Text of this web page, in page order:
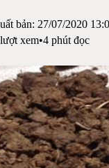
bản: 27/07/2020
lượt xem•4 phút đọc